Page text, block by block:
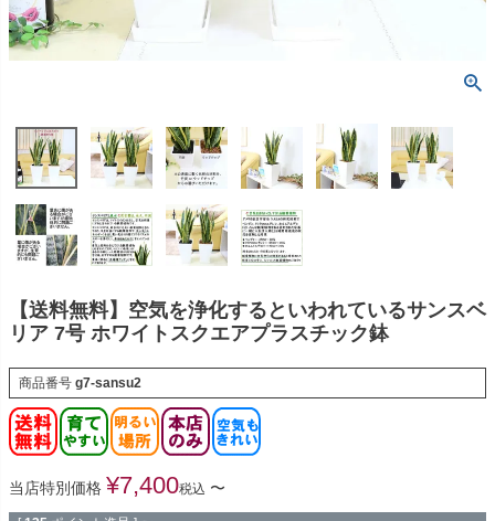
【送料無料】空気を浄化するといわれているサンスベ
リア 7号 ホワイトスクエアプラスチック鉢
商品番号 g7-sansu2
当店特別価格 ¥7,400税込 〜